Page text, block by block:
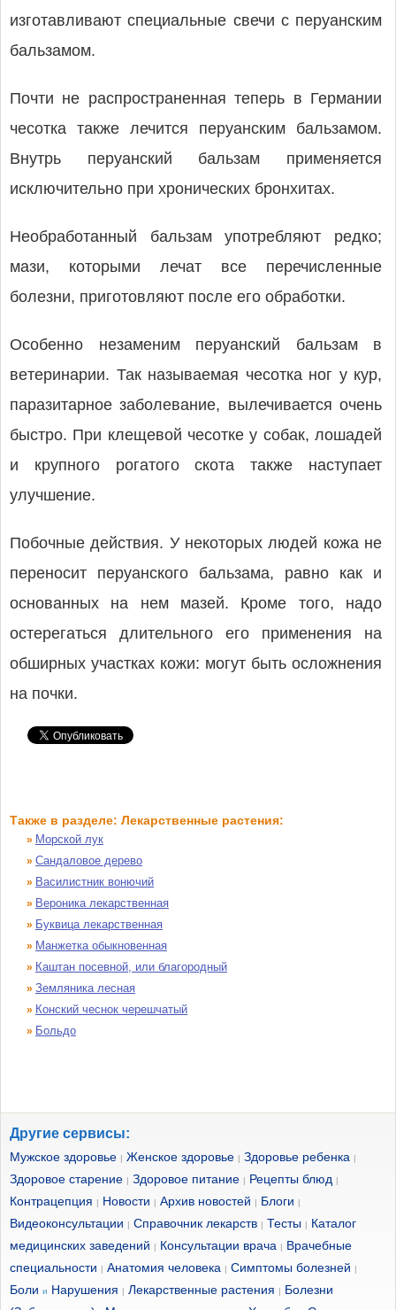
изготавливают специальные свечи с перуанским
бальзамом.
Почти не распространенная теперь в Германии
чесотка также лечится перуанским бальзамом.
Внутрь перуанский бальзам применяется
исключительно при хронических бронхитах.
Необработанный бальзам употребляют редко;
мази, которыми лечат все перечисленные
болезни, приготовляют после его обработки.
Особенно незаменим перуанский бальзам в
вeтeринарии. Так называемая чесотка ног у кур,
паразитарное заболевание, вылечивается очень
быстро. При клещевой чесотке у собак, лошадей
и крупного рогатого скота также наступает
улучшение.
Побочные действия. У некоторых людей кожа не
переносит перуанского бальзама, равно как и
основанных на нем мазей. Кроме того, надо
остерегаться длительного его применения на
обширных участках кожи: могут быть осложнения
на почки.
Также в разделе: Лекарственные растения:
» Морской лук
» Сандаловое дерево
» Василистник вонючий
» Вероника лекарственная
» Буквица лекарственная
» Манжетка обыкновенная
» Каштан посевной, или благородный
» Земляника лесная
» Конский чеснок черешчатый
» Больдо
Другие сервисы:
Мужское здоровье | Женское здоровье | Здоровье ребенка |
Здоровое старение | Здоровое питание | Рецепты блюд |
Контрацепция | Новости | Архив новостей | Блоги |
Видеоконсультации | Справочник лекарств | Тесты | Каталог
медицинских заведений | Консультации врача | Врачебные
специальности | Анатомия человека | Симптомы болезней |
Боли и Нарушения | Лекарственные растения | Болезни